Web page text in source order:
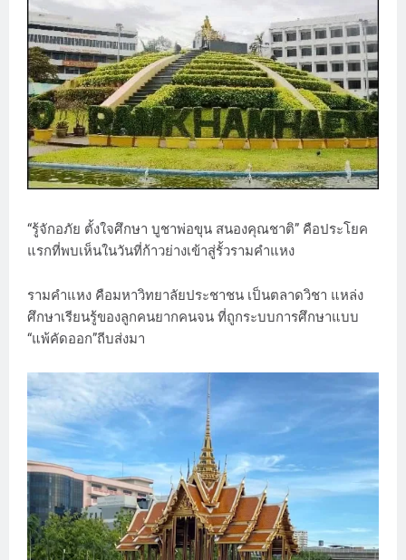
“รู้จักอภัย ตั้งใจศึกษา บูชาพ่อขุน สนองคุณชาติ” คือประโยค
แรกที่พบเห็นในวันที่ก้าวย่างเข้าสู่รั้วรามคำแหง
รามคำแหง คือมหาวิทยาลัยประชาชน เป็นตลาดวิชา แหล่ง
ศึกษาเรียนรู้ของลูกคนยากคนจน ที่ถูกระบบการศึกษาแบบ
“แพ้คัดออก”ถีบส่งมา